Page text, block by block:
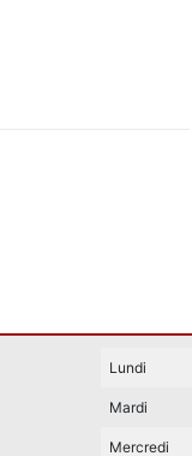
Lundi
Mardi
Mercredi